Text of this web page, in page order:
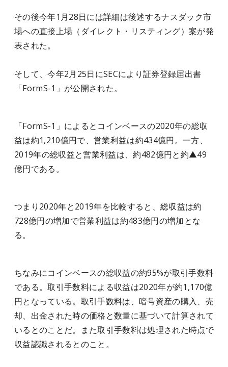
その後今年1月28日には詳細は後述するナスダック市
場への直接上場（ダイレクト・リスティング）案が発
表された。
そして、今年2月25日にSECにより証券登録届出書
「FormS-1」が公開された。
「FormS-1」によるとコインベースの2020年の総収
益は約1,210億円で、営業利益は約434億円。一方、
2019年の総収益と営業利益は、約482億円と約▲49
億円である。
つまり2020年と2019年を比較すると、総収益は約
728億円の増加で営業利益は約483億円の増加とな
る。
ちなみにコインベースの総収益の約95%が取引手数料
である。取引手数料による収益は2020年が約1,170億
円となっている。取引手数料は、暗号資産の購入、売
却、出金された時の価格と数量に基づいて計算されて
いるとのことだ。また取引手数料は処理された時点で
収益認識されるとのこと。